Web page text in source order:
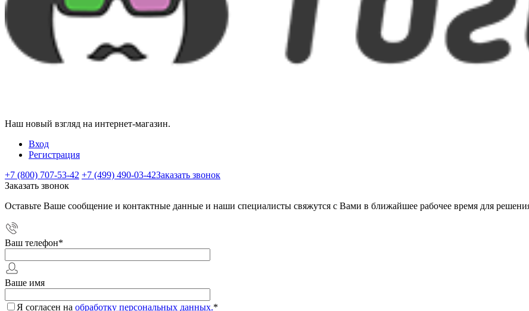
Наш новый взгляд на интернет-магазин.
Вход
Регистрация
+7 (800) 707-53-42 +7 (499) 490-03-42Заказать звонок
Заказать звонок
Оставьте Ваше сообщение и контактные данные и наши специалисты свяжутся с Вами в ближайшее рабочее время для
Ваш телефон*
Ваше имя
Я согласен на обработку персональных данных.*